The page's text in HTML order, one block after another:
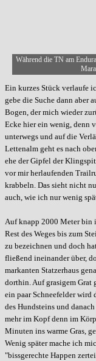
Während die TN am
Ein kurzes Stück verlaufe
gebe die Suche dann aber
Bogen, der mich wieder
Ecke hier ein wenig, denn
unterwegs und auf die
Lettenalm geht es nach
ehe der Gipfel der
vor mir herlaufenden
krabbeln. Das sieht nicht
auch, wie ich nur wenig
Auf knapp 2000 Meter bin
Rest des Weges bis zum
zu bezeichnen und doch
fließend ineinander über,
markanten Statzerhaus
dorthin. Auf grasigem Grat
ein paar Schneefelder wird
des Hundsteins und
mehr im Kopf denn im
Minuten ins warme Gras,
Wenig später mache ich
"bissgerechte Happen